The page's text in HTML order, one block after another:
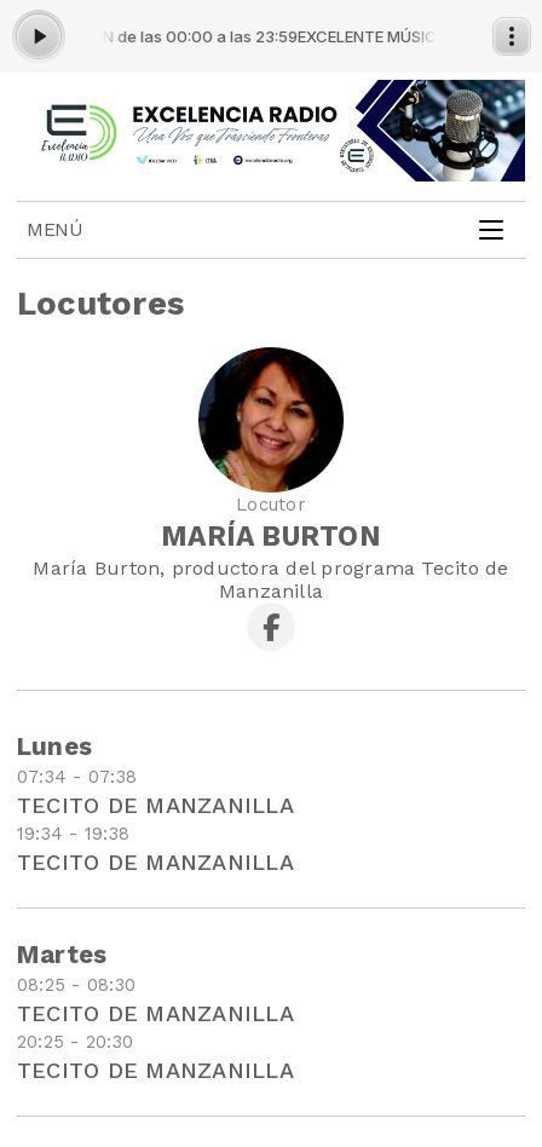
JONATÁN de las 00:00 a las 23:59EXCELENTE MÚSICA con
MENÚ
Locutores
Locutor
MARÍA BURTON
María Burton, productora del programa Tecito de
Manzanilla
Lunes
07:34 - 07:38
TECITO DE MANZANILLA
19:34 - 19:38
TECITO DE MANZANILLA
Martes
08:25 - 08:30
TECITO DE MANZANILLA
20:25 - 20:30
TECITO DE MANZANILLA